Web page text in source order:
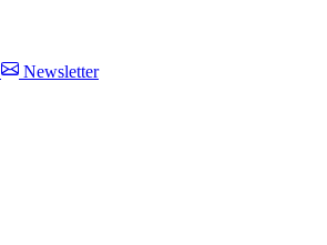
Newsletter